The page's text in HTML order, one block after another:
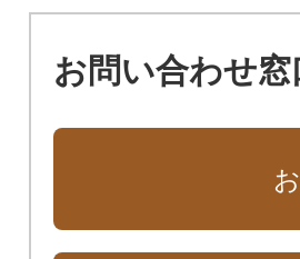
お問い合わせ